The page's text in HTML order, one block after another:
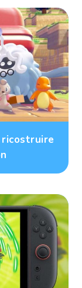
ricostruire